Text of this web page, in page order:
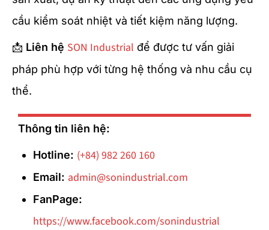
cầu kiểm soát nhiệt và tiết kiệm năng lượng.
📩 Liên hệ SON Industrial để được tư vấn giải
pháp phù hợp với từng hệ thống và nhu cầu cụ
thể.
Thông tin liên hệ:
Hotline: (+84) 982 260 160
Email: admin@sonindustrial.com
FanPage:
https://www.facebook.com/sonindustrial